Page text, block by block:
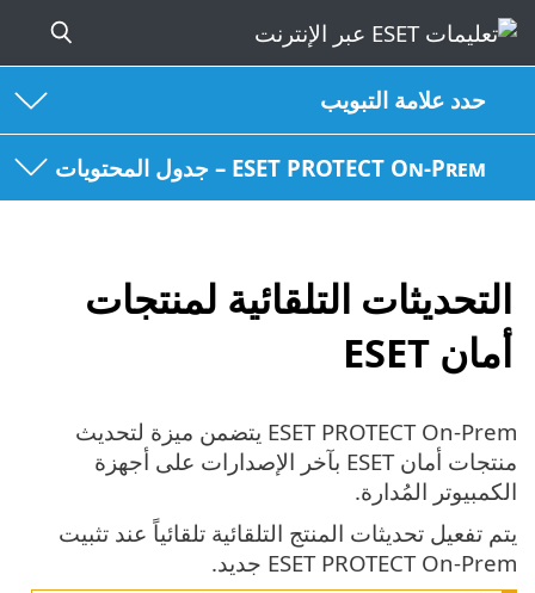
حدد علامة التبويب
ESET PROTECT On-Prem – جدول المحتويات
التحديثات التلقائية لمنتجات
أمان ESET
ESET PROTECT On-Prem يتضمن ميزة لتحديث
منتجات أمان ESET بآخر الإصدارات على أجهزة
الكمبيوتر المُدارة.
يتم تفعيل تحديثات المنتج التلقائية تلقائياً عند تثبيت
ESET PROTECT On-Prem جديد.